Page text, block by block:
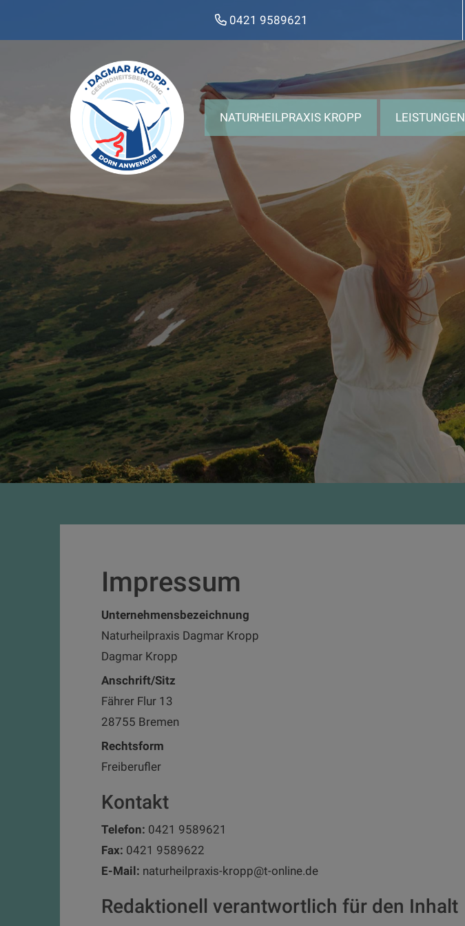
0421 9589621
NATURHEILPRAXIS KROPP LEISTUNGEN
Impressum
Unternehmensbezeichnung
Naturheilpraxis Dagmar Kropp
Dagmar Kropp
Anschrift/Sitz
Fährer Flur 13
28755 Bremen
Rechtsform
Freiberufler
Kontakt
Telefon: 0421 9589621
Fax: 0421 9589622
E-Mail: naturheilpraxis-kropp@t-online.de
Redaktionell verantwortlich für den Inhalt